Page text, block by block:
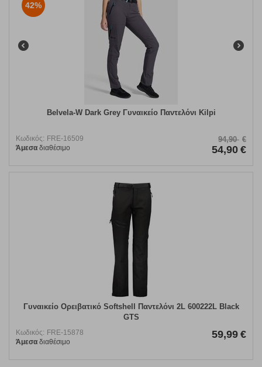
42%
Belvela-W Dark Grey Γυναικείο Παντελόνι Kilpi
Κωδικός: FRE-16509
Άμεσα διαθέσιμο
94,90 €
54,90 €
Γυναικείο Ορειβατικό Softshell Παντελόνι 2L 600222L Black
GTS
Κωδικός: FRE-15878
Άμεσα διαθέσιμο
59,99 €